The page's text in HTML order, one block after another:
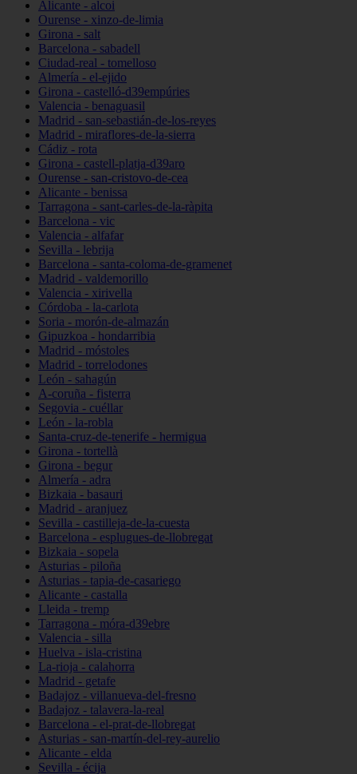
Alicante - alcoi
Ourense - xinzo-de-limia
Girona - salt
Barcelona - sabadell
Ciudad-real - tomelloso
Almería - el-ejido
Girona - castelló-d39empúries
Valencia - benaguasil
Madrid - san-sebastián-de-los-reyes
Madrid - miraflores-de-la-sierra
Cádiz - rota
Girona - castell-platja-d39aro
Ourense - san-cristovo-de-cea
Alicante - benissa
Tarragona - sant-carles-de-la-ràpita
Barcelona - vic
Valencia - alfafar
Sevilla - lebrija
Barcelona - santa-coloma-de-gramenet
Madrid - valdemorillo
Valencia - xirivella
Córdoba - la-carlota
Soria - morón-de-almazán
Gipuzkoa - hondarribia
Madrid - móstoles
Madrid - torrelodones
León - sahagún
A-coruña - fisterra
Segovia - cuéllar
León - la-robla
Santa-cruz-de-tenerife - hermigua
Girona - tortellà
Girona - begur
Almería - adra
Bizkaia - basauri
Madrid - aranjuez
Sevilla - castilleja-de-la-cuesta
Barcelona - esplugues-de-llobregat
Bizkaia - sopela
Asturias - piloña
Asturias - tapia-de-casariego
Alicante - castalla
Lleida - tremp
Tarragona - móra-d39ebre
Valencia - silla
Huelva - isla-cristina
La-rioja - calahorra
Madrid - getafe
Badajoz - villanueva-del-fresno
Badajoz - talavera-la-real
Barcelona - el-prat-de-llobregat
Asturias - san-martín-del-rey-aurelio
Alicante - elda
Sevilla - écija